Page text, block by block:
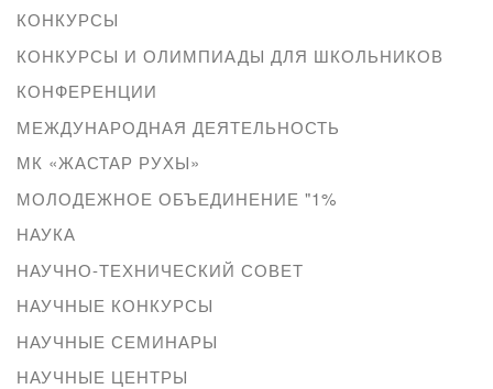
КОНКУРСЫ
КОНКУРСЫ И ОЛИМПИАДЫ ДЛЯ ШКОЛЬНИКОВ
КОНФЕРЕНЦИИ
МЕЖДУНАРОДНАЯ ДЕЯТЕЛЬНОСТЬ
МК «ЖАСТАР РУХЫ»
МОЛОДЕЖНОЕ ОБЪЕДИНЕНИЕ "1%
НАУКА
НАУЧНО-ТЕХНИЧЕСКИЙ СОВЕТ
НАУЧНЫЕ КОНКУРСЫ
НАУЧНЫЕ СЕМИНАРЫ
НАУЧНЫЕ ЦЕНТРЫ